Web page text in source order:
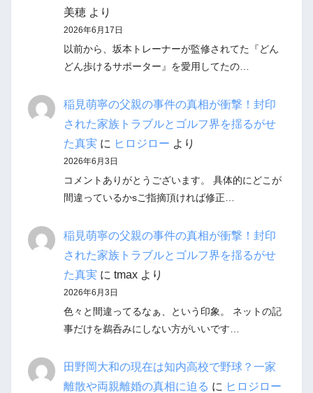
美穂より
2026年6月17日
以前から、坂本トレーナーが監修されてた『どん
どん歩けるサポーター』を愛用してたの…
稲見萌寧の父親の事件の真相が衝撃！封印
された家族トラブルとゴルフ界を揺るがせ
た真実 に ヒロジロー より
2026年6月3日
コメントありがとうございます。 具体的にどこが
間違っているかsご指摘頂ければ修正…
稲見萌寧の父親の事件の真相が衝撃！封印
された家族トラブルとゴルフ界を揺るがせ
た真実 に tmaxより
2026年6月3日
色々と間違ってるなぁ、という印象。 ネットの記
事だけを鵜呑みにしない方がいいです…
田野岡大和の現在は知内高校で野球？一家
離散や両親離婚の真相に迫る に ヒロジロー